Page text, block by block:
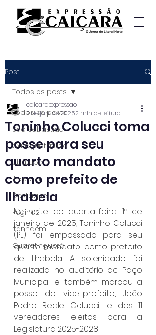
Post
Todos os posts
São Sebastião
Caraguatatuba
Ubatuba
Ilhabela
Destaque
Página2
Itanhaém
Guaratinguetá
Todos os posts
Toninho Colucci toma
posse para seu
quarto mandato
como prefeito de
Ilhabela
caicaraexpressao
2 de jan. de 20252 min de leitura
Na noite de quarta-feira, 1º de
janeiro de 2025, Toninho Colucci
(PL) foi empossado para seu
quarto mandato como prefeito
de Ilhabela. A solenidade foi
realizada no auditório do Paço
Municipal e também marcou a
posse do vice-prefeito, João
Pedro Reale Colucci, e dos 11
vereadores eleitos para a
Legislatura 2025-2028.